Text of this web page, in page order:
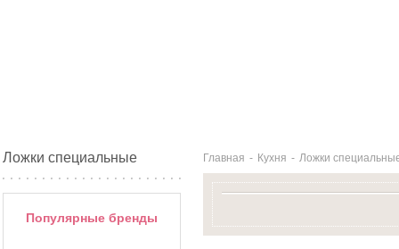
Ложки специальные
Популярные бренды
Главная - Кухня - Ложки